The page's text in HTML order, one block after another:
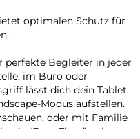
optimalen Schutz für
perfekte Begleiter in jeder
im Büro oder
lässt dich dein Tablet
Modus aufstellen.
oder mit Familie
“Face-Time” gehen.